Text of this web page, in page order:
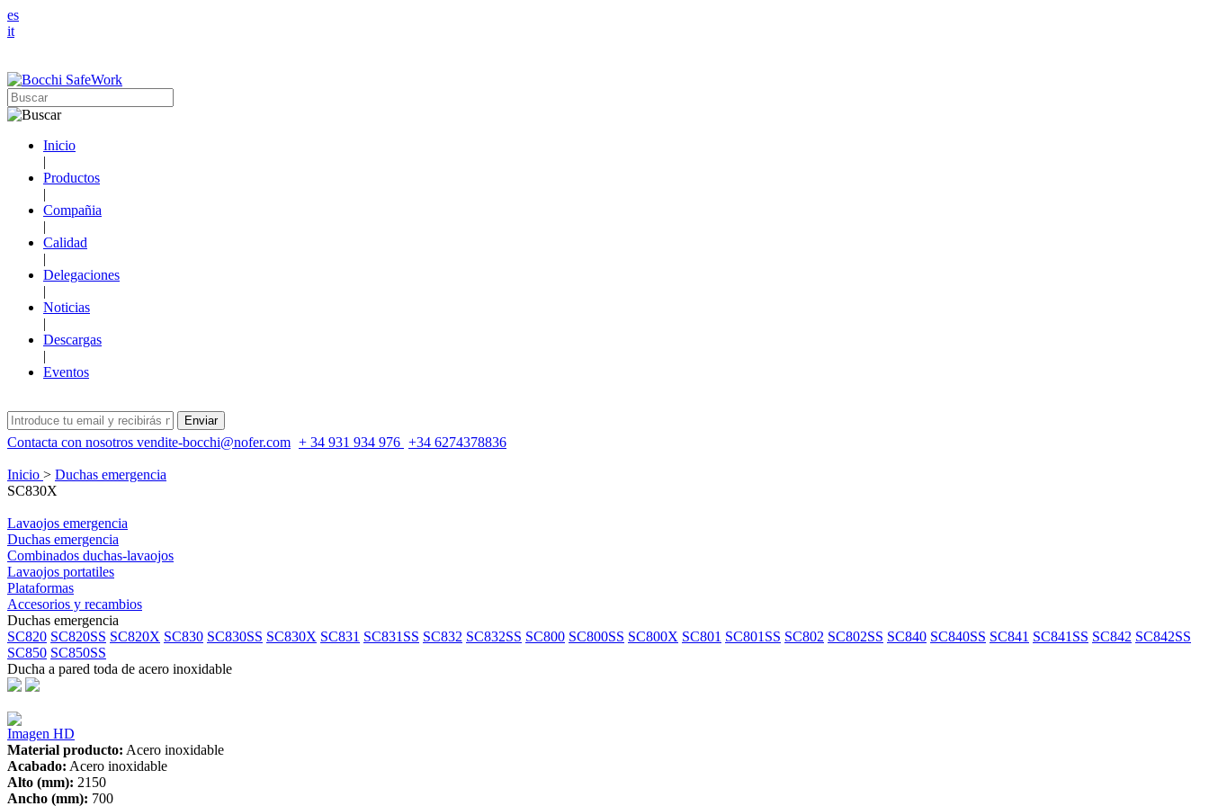
es
it
Inicio
|
Productos
|
Compañia
|
Calidad
|
Delegaciones
|
Noticias
|
Descargas
|
Eventos
Contacta con nosotros vendite-bocchi@nofer.com + 34 931 934 976 +34 6274378836
Inicio > Duchas emergencia
SC830X
Lavaojos emergencia
Duchas emergencia
Combinados duchas-lavaojos
Lavaojos portatiles
Plataformas
Accesorios y recambios
Duchas emergencia
SC820 SC820SS SC820X SC830 SC830SS SC830X SC831 SC831SS SC832 SC832SS SC800 SC800SS SC800X SC801 SC801SS SC802 SC802SS SC840 SC840SS SC841 SC841SS SC842 SC842SS
SC850 SC850SS
Ducha a pared toda de acero inoxidable
Imagen HD
Material producto: Acero inoxidable
Acabado: Acero inoxidable
Alto (mm): 2150
Ancho (mm): 700